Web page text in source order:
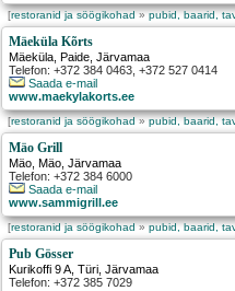
[restoranid ja söögikohad»pubid, baarid,
Mäeküla Kõrts
Mäeküla Paide , Järvamaa
Telefon: +372 384 0463, +372 527 0414
Saada e-mail
www.maekylakorts.ee
[restoranid ja söögikohad»pubid, baarid,
Mäo Grill
Mäo Mäo , Järvamaa
Telefon: +372 384 6000
Saada e-mail
www.sammigrill.ee
[restoranid ja söögikohad»pubid, baarid,
Pub Gösser
Kurikoffi 9 A ,Türi , Järvamaa
Telefon: +372 385 7029